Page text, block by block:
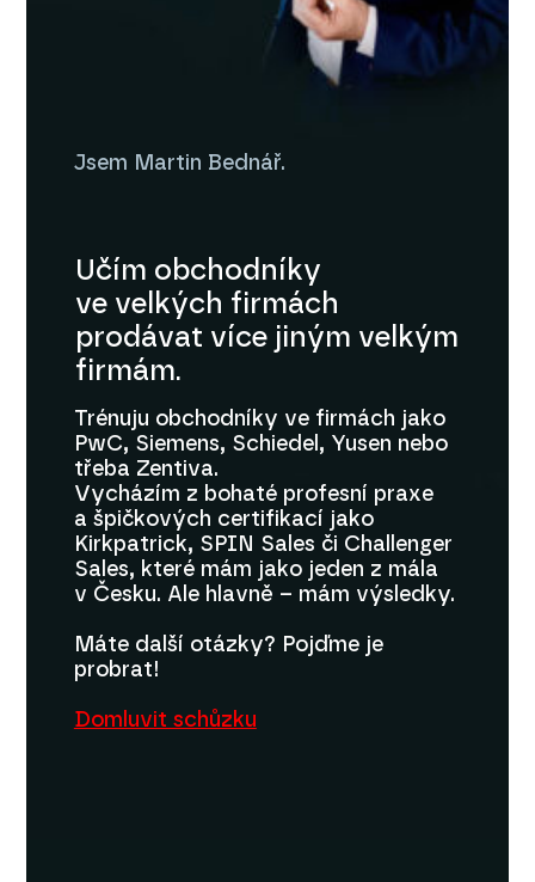
Jsem Martin Bednář.
Učím obchodníky
ve velkých firmách
prodávat více jiným velkým
firmám.
Trénuju obchodníky ve firmách jako
PwC, Siemens, Schiedel, Yusen nebo
třeba Zentiva.
Vycházím z bohaté profesní praxe
a špičkových certifikací jako
Kirkpatrick, SPIN Sales či Challenger
Sales, které mám jako jeden z mála
v Česku. Ale hlavně – mám výsledky.
Máte další otázky? Pojďme je
probrat!
Domluvit schůzku